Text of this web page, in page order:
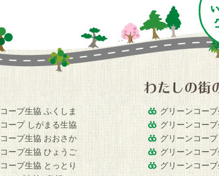
ープ生協 ふくしま
ープ しがまる生協
ープ生協 おおさか
ープ生協 ひょうご
ープ生協 とっとり
グリーンコー
グリーンコー
グリーンコー
グリーンコー
グリーンコー